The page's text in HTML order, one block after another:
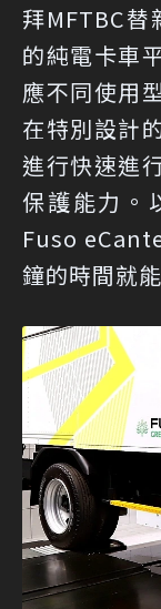
拜MFTBC
的純電卡車
應不同使用
在特別設計
進行快速進
保護能力。
Fuso
鐘的時間就